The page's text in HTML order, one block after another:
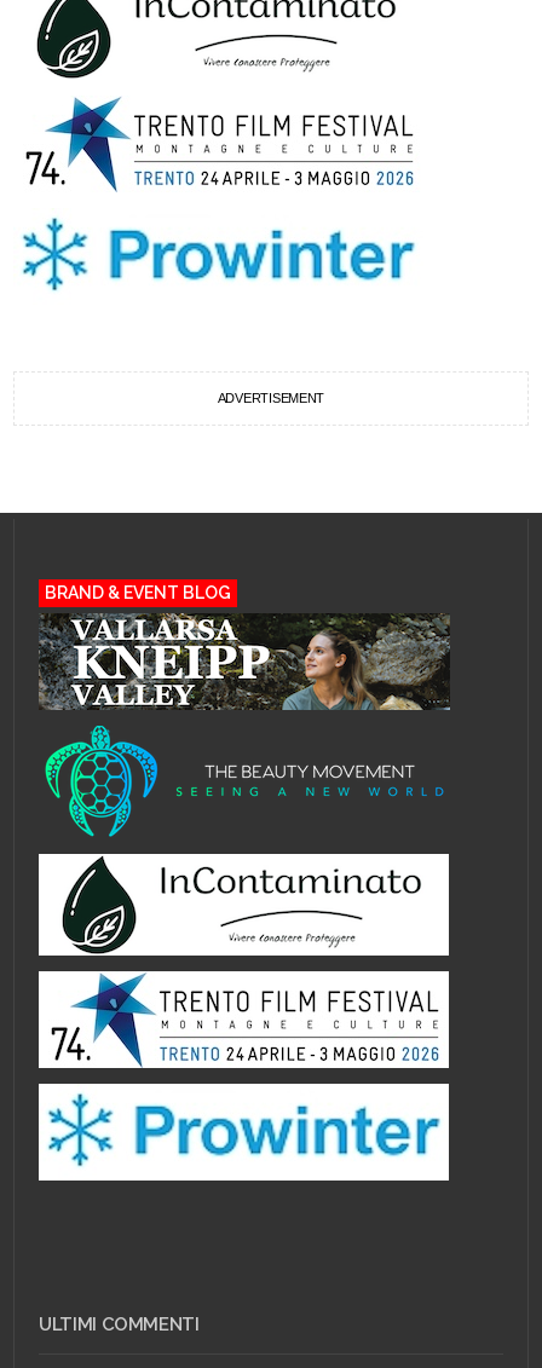
ADVERTISEMENT
BRAND & EVENT BLOG
ULTIMI COMMENTI